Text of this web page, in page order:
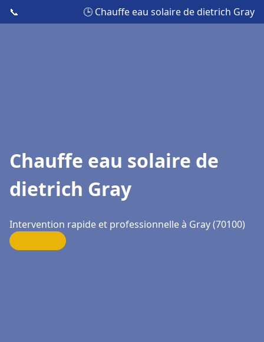
📞 🕒 Chauffe eau solaire de dietrich Gray
Chauffe eau solaire de
dietrich Gray
Intervention rapide et professionnelle à Gray (70100)